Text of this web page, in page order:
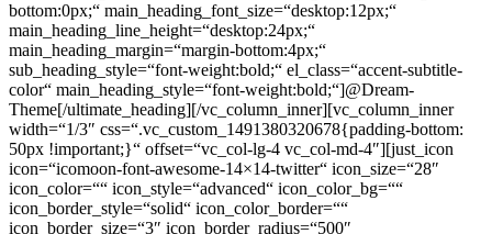
bottom:0px;“ main_heading_font_size=“desktop:12px;“
main_heading_line_height=“desktop:24px;“
main_heading_margin=“margin-bottom:4px;“
sub_heading_style=“font-weight:bold;“ el_class=“accent-subtitle-
color“ main_heading_style=“font-weight:bold;“]@Dream-
Theme[/ultimate_heading][/vc_column_inner][vc_column_inner
width=“1/3″ css=“.vc_custom_1491380320678{padding-bottom:
50px !important;}“ offset=“vc_col-lg-4 vc_col-md-4″][just_icon
icon=“icomoon-font-awesome-14×14-twitter“ icon_size=“28″
icon_color=““ icon_style=“advanced“ icon_color_bg=““
icon_border_style=“solid“ icon_color_border=““
icon_border_size=“3″ icon_border_radius=“500″